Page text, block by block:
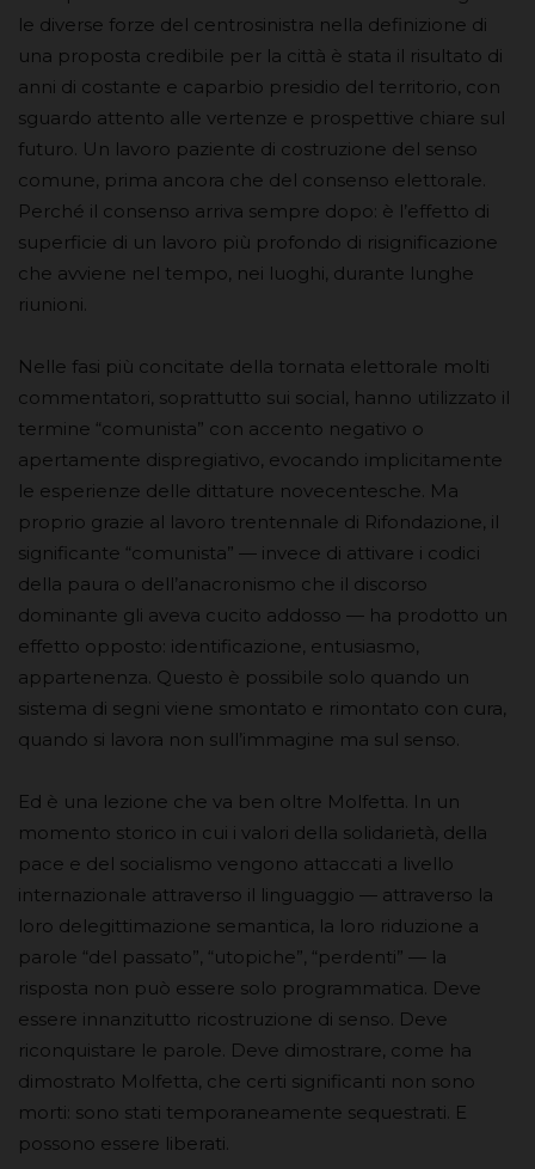
le diverse forze del centrosinistra nella definizione di
una proposta credibile per la città è stata il risultato di
anni di costante e caparbio presidio del territorio, con
sguardo attento alle vertenze e prospettive chiare sul
futuro. Un lavoro paziente di costruzione del senso
comune, prima ancora che del consenso elettorale.
Perché il consenso arriva sempre dopo: è l’effetto di
superficie di un lavoro più profondo di risignificazione
che avviene nel tempo, nei luoghi, durante lunghe
riunioni.
Nelle fasi più concitate della tornata elettorale molti
commentatori, soprattutto sui social, hanno utilizzato il
termine “comunista” con accento negativo o
apertamente dispregiativo, evocando implicitamente
le esperienze delle dittature novecentesche. Ma
proprio grazie al lavoro trentennale di Rifondazione, il
significante “comunista” — invece di attivare i codici
della paura o dell’anacronismo che il discorso
dominante gli aveva cucito addosso — ha prodotto un
effetto opposto: identificazione, entusiasmo,
appartenenza. Questo è possibile solo quando un
sistema di segni viene smontato e rimontato con cura,
quando si lavora non sull’immagine ma sul senso.
Ed è una lezione che va ben oltre Molfetta. In un
momento storico in cui i valori della solidarietà, della
pace e del socialismo vengono attaccati a livello
internazionale attraverso il linguaggio — attraverso la
loro delegittimazione semantica, la loro riduzione a
parole “del passato”, “utopiche”, “perdenti” — la
risposta non può essere solo programmatica. Deve
essere innanzitutto ricostruzione di senso. Deve
riconquistare le parole. Deve dimostrare, come ha
dimostrato Molfetta, che certi significanti non sono
morti: sono stati temporaneamente sequestrati. E
possono essere liberati.